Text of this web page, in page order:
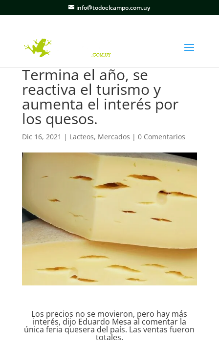
info@todoelcampo.com.uy
Termina el año, se
reactiva el turismo y
aumenta el interés por
los quesos.
Dic 16, 2021 | Lacteos, Mercados | 0 Comentarios
Los precios no se movieron, pero hay más
interés, dijo Eduardo Mesa al comentar la
única feria quesera del país. Las ventas fueron
totales.